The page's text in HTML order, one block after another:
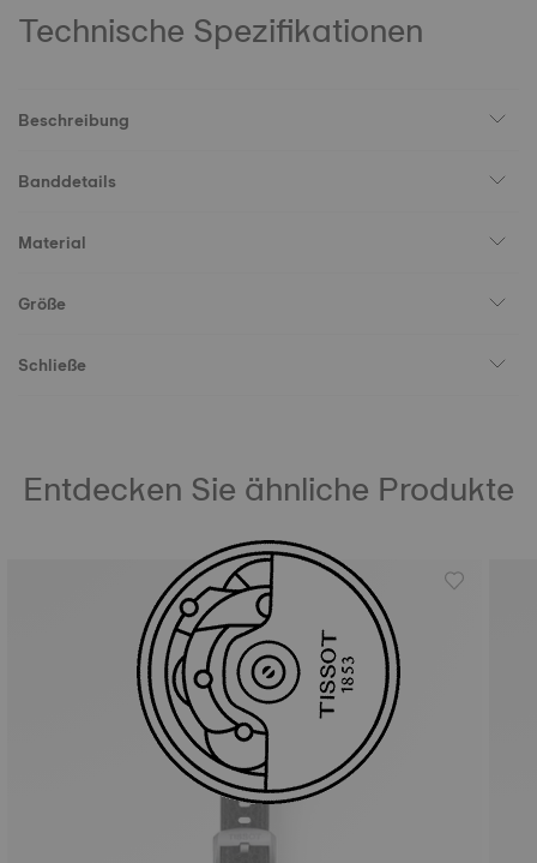
Technische Spezifikationen
Beschreibung
Banddetails
Material
Größe
Schließe
Entdecken Sie ähnliche Produkte